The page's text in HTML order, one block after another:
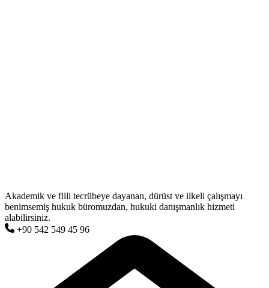
Akademik ve fiili tecrübeye dayanan, dürüst ve ilkeli çalışmayı
benimsemiş hukuk büromuzdan, hukuki danışmanlık hizmeti
alabilirsiniz.
+90 542 549 45 96